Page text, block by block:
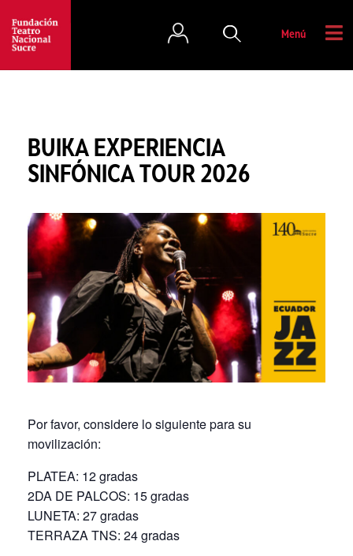
Menú
BUIKA EXPERIENCIA
SINFÓNICA TOUR 2026
Por favor, considere lo siguiente para su
movilización:
PLATEA: 12 gradas
2DA DE PALCOS: 15 gradas
LUNETA: 27 gradas
TERRAZA TNS: 24 gradas